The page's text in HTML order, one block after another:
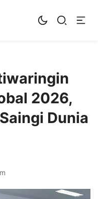
2026,
Dunia